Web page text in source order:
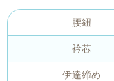
腰紐
衿芯
伊達締め